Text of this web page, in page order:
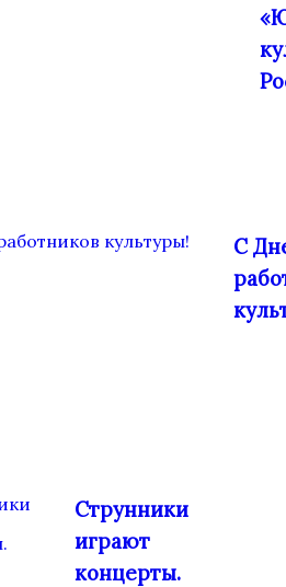
С
Струнники
играют
концерты.